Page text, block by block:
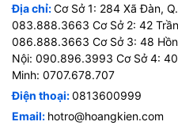
Địa chỉ:Cơ Sở 1: 284 Xã Đàn,
083.888.3663 Cơ Sở 2: 42
086.888.3663 Cơ Sở 3: 48
Nội: 090.896.3993 Cơ Sở 4:
Minh: 0707.678.707
Điện thoại:0813600999
Email: hotro@hoangkien.com